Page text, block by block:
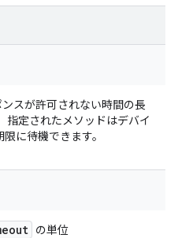
スが許可されない時間の長
指定されたメソッドはデバイ
に待機できます。
の単位